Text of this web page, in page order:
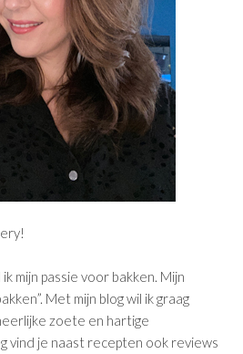
mijn passie voor bakken. Mijn
Met mijn blog wil ik graag
zoete en hartige
vind je naast recepten ook reviews